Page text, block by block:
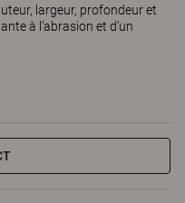
largeur, profondeur et
à l’abrasion et d’un